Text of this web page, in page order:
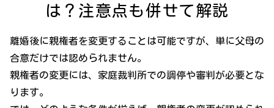
は？注意点も併せて解説
離婚後に親権者を変更することは可能ですが、単に父母の
合意だけでは認められません。
親権者の変更には、家庭裁判所での調停や審判が必要とな
ります。